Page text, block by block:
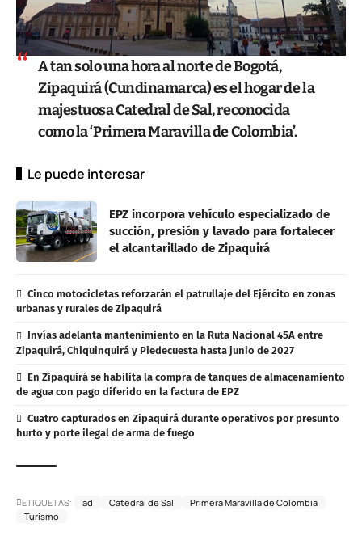
A tan solo una hora al norte de Bogotá,
Zipaquirá (Cundinamarca) es el hogar de la
majestuosa Catedral de Sal, reconocida
como la ‘Primera Maravilla de Colombia’.
Le puede interesar
EPZ incorpora vehículo especializado de
succión, presión y lavado para fortalecer
el alcantarillado de Zipaquirá
Cinco motocicletas reforzarán el patrullaje del Ejército en zonas
urbanas y rurales de Zipaquirá
Invías adelanta mantenimiento en la Ruta Nacional 45A entre
Zipaquirá, Chiquinquirá y Piedecuesta hasta junio de 2027
En Zipaquirá se habilita la compra de tanques de almacenamiento
de agua con pago diferido en la factura de EPZ
Cuatro capturados en Zipaquirá durante operativos por presunto
hurto y porte ilegal de arma de fuego
ETIQUETAS: ad Catedral de Sal
Primera Maravilla de Colombia
Turismo